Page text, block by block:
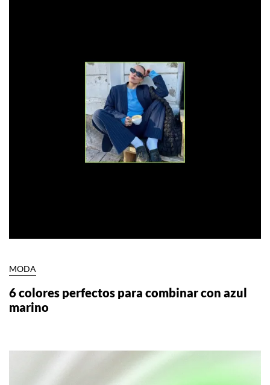
MODA
6 colores perfectos para combinar con azul
marino